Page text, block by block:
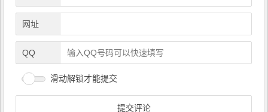
网址
QQ
滑动解锁才能提交